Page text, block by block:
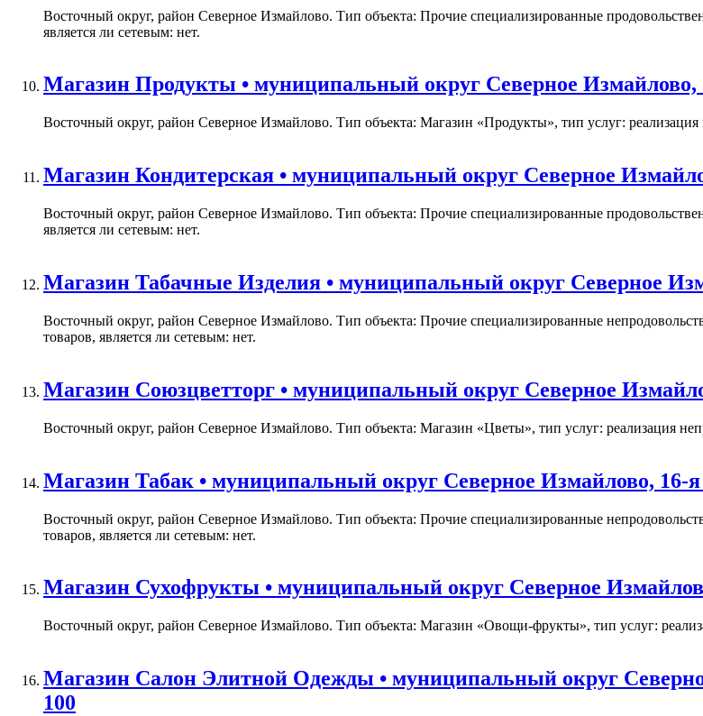
Восточный округ, район Северное Измайлово. Тип объекта: Прочие специализированные
является ли сетевым: нет.
Магазин Продукты • муниципальный округ Северное Измайлово,
Восточный округ, район Северное Измайлово. Тип объекта: Магазин «Продукты», тип услуг: реализация
Магазин Кондитерская • муниципальный округ Северное
Восточный округ, район Северное Измайлово. Тип объекта: Прочие специализированные
является ли сетевым: нет.
Магазин Табачные Изделия • муниципальный округ Северное
Восточный округ, район Северное Измайлово. Тип объекта: Прочие специализированные
товаров, является ли сетевым: нет.
Магазин Союзцветторг • муниципальный округ Северное
Восточный округ, район Северное Измайлово. Тип объекта: Магазин «Цветы», тип услуг: реализация
Магазин Табак • муниципальный округ Северное Измайлово, 16-
Восточный округ, район Северное Измайлово. Тип объекта: Прочие специализированные
товаров, является ли сетевым: нет.
Магазин Сухофрукты • муниципальный округ Северное
Восточный округ, район Северное Измайлово. Тип объекта: Магазин «Овощи-фрукты», тип услуг:
Магазин Салон Элитной Одежды • муниципальный округ
100